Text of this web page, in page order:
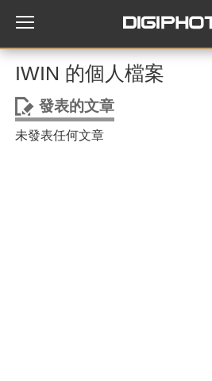
IWIN 的個人檔案
發表的文章
未發表任何文章